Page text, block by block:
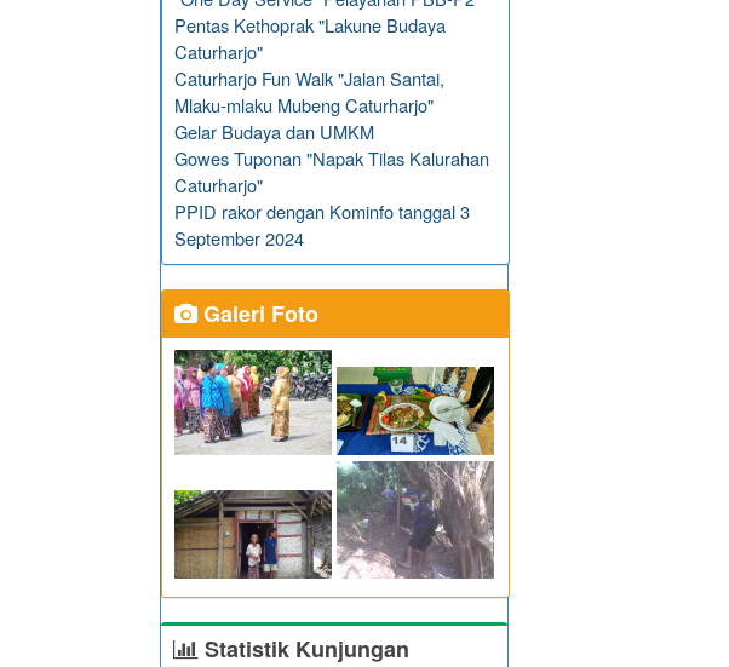
Pentas Kethoprak "Lakune Budaya
Caturharjo"
Caturharjo Fun Walk "Jalan Santai,
Mlaku-mlaku Mubeng Caturharjo"
Gelar Budaya dan UMKM
Gowes Tuponan "Napak Tilas Kalurahan
Caturharjo"
PPID rakor dengan Kominfo tanggal 3
September 2024
Galeri Foto
Statistik Kunjungan